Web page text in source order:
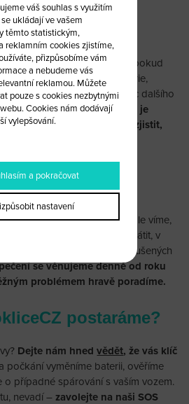
baterií
teď?
část opravy. Zpravidla, pokud
dlouho prázdný bez baterie,
s vozem a není potřeba nic dalšího
baterie klíč nereaguje, je
s autem, popřípadě zjistit,
s autem sami. Z naší praxe ale víme,
se na nás neváhejte obrátit, v
během chvilky vyřeší tým zkušených
se věnujeme denně od roku
problémem hravě poradíme.
postaráme?
Dejte nám hnedvědět, že vás klíč
počkání vyměníme baterii, ověříme
případné spárování s vaším vozem.
nevadí – zavolejte na naši SOS
váš souhlas s využitím
ukládají ve vašem
těmto statistickým,
reklamním cookies zjistíme,
přizpůsobíme vám
a nebudeme vás
reklamou. Můžete
pouze s cookies nezbytnými
Cookies nám dodávají
vylepšování.
a pokračovat
nastavení